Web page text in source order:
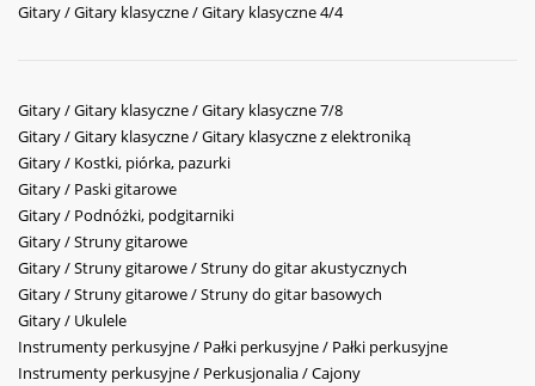
Gitary / Gitary klasyczne / Gitary klasyczne 4/4
Gitary / Gitary klasyczne / Gitary klasyczne 7/8
Gitary / Gitary klasyczne / Gitary klasyczne z elektroniką
Gitary / Kostki, piórka, pazurki
Gitary / Paski gitarowe
Gitary / Podnóżki, podgitarniki
Gitary / Struny gitarowe
Gitary / Struny gitarowe / Struny do gitar akustycznych
Gitary / Struny gitarowe / Struny do gitar basowych
Gitary / Ukulele
Instrumenty perkusyjne / Pałki perkusyjne / Pałki perkusyjne
Instrumenty perkusyjne / Perkusjonalia / Cajony